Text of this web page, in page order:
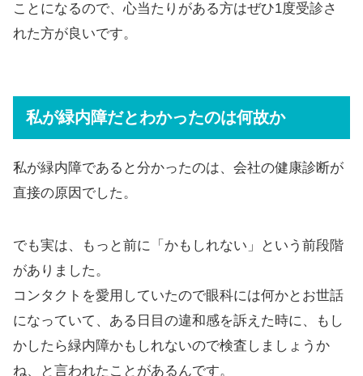
ことになるので、心当たりがある方はぜひ1度受診さ
れた方が良いです。
私が緑内障だとわかったのは何故か
私が緑内障であると分かったのは、会社の健康診断が
直接の原因でした。
でも実は、もっと前に「かもしれない」という前段階
がありました。
コンタクトを愛用していたので眼科には何かとお世話
になっていて、ある日目の違和感を訴えた時に、もし
かしたら緑内障かもしれないので検査しましょうか
ね、と言われたことがあるんです。